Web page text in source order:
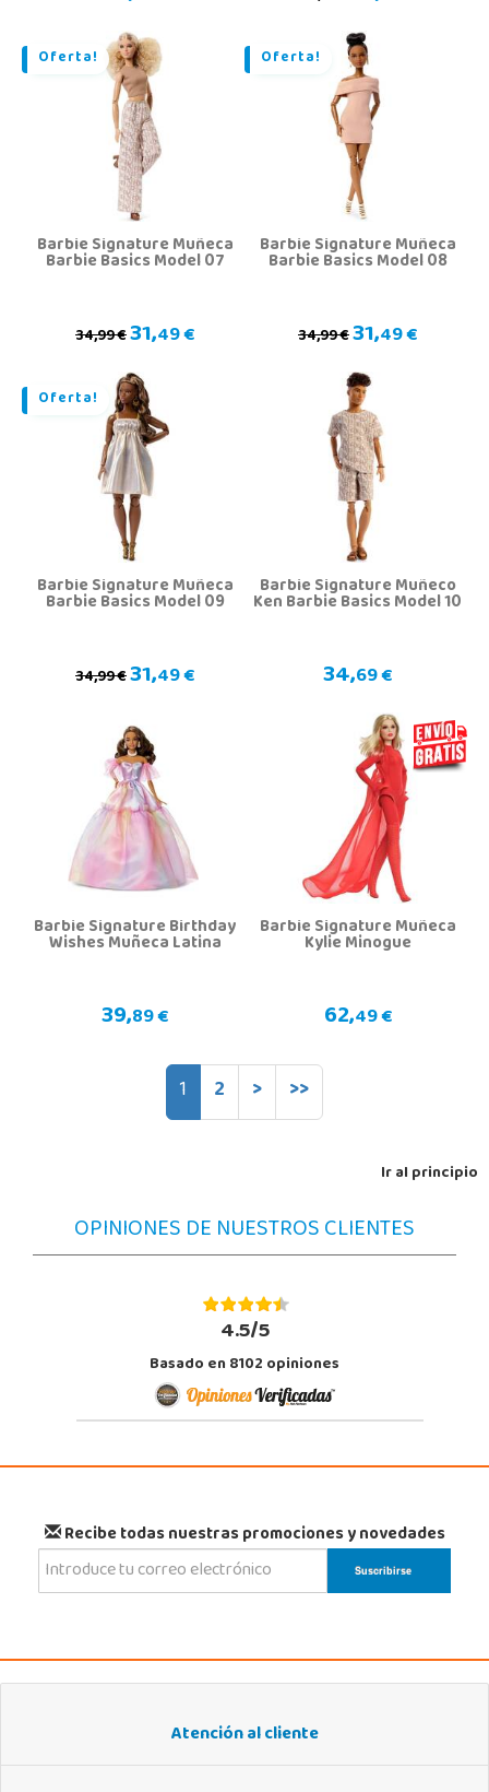
Oferta!
Barbie Signature Muñeca
Barbie Basics Model 07
34,99 €31,49 €
Oferta!
Barbie Signature Muñeca
Barbie Basics Model 08
34,99 €31,49 €
Oferta!
Barbie Signature Muñeca
Barbie Basics Model 09
34,99 €31,49 €
Barbie Signature Muñeco
Ken Barbie Basics Model 10
34,69 €
Barbie Signature Birthday
Wishes Muñeca Latina
39,89 €
Barbie Signature Muñeca
Kylie Minogue
62,49 €
1 2 > >>
Ir al principio
OPINIONES DE NUESTROS CLIENTES
4.5/5
Basado en 8102 opiniones
Recibe todas nuestras promociones y novedades
Atención al cliente